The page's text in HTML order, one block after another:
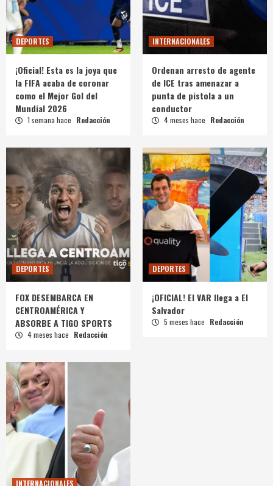
DEPORTES
¡Oficial! Esta es la joya que
la FIFA acaba de coronar
como el Mejor Gol del
Mundial 2026
1 semana hace Redacción
INTERNACIONALES
Ordenan arresto de agente
de ICE tras amenazar a
punta de pistola a un
conductor
4 meses hace Redacción
DEPORTES
FOX DESEMBARCA EN
CENTROAMÉRICA Y
ABSORBE A TIGO SPORTS
4 meses hace Redacción
DEPORTES
¡OFICIAL! El VAR llega a El
Salvador
5 meses hace Redacción
INTERNACIONALES